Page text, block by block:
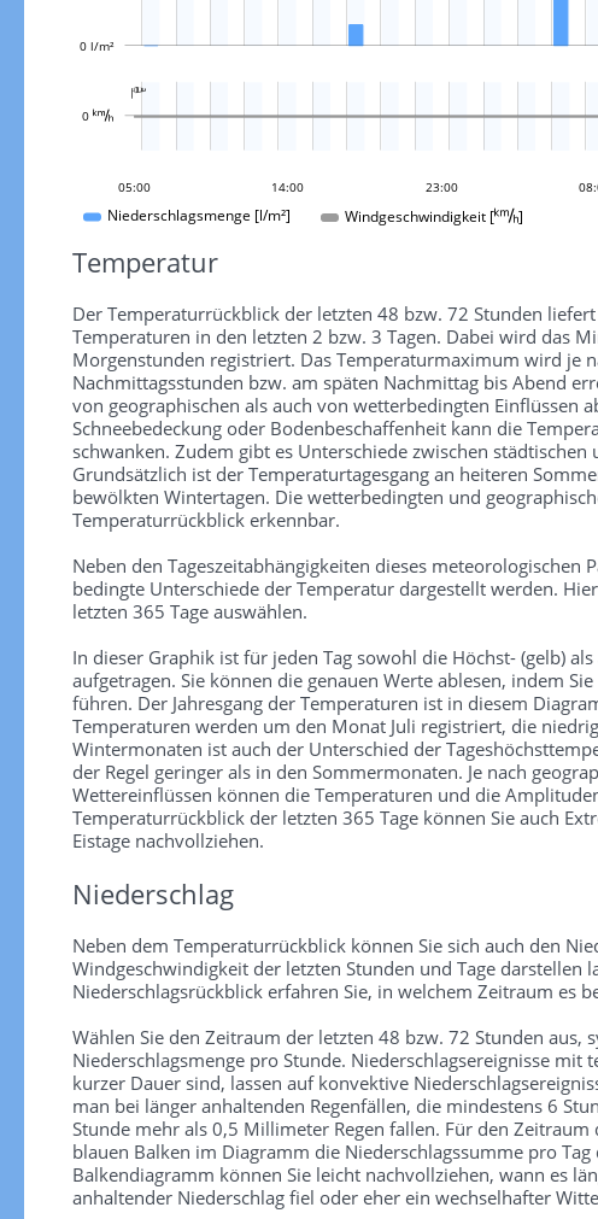
0 l/m²

0 
05:00 14:00 23:00
Niederschlagsmenge [l/m²]
Windgeschwindigkeit []
Temperatur
Der Temperaturrückblick der letzten 48 bzw. 72 Stunden
Temperaturen in den letzten 2 bzw. 3 Tagen. Dabei wird das
Morgenstunden registriert. Das Temperaturmaximum wird je
Nachmittagsstunden bzw. am späten Nachmittag bis Abend
von geographischen als auch von wetterbedingten Einflüssen
Schneebedeckung oder Bodenbeschaffenheit kann die
schwanken. Zudem gibt es Unterschiede zwischen städtischen
Grundsätzlich ist der Temperaturtagesgang an heiteren
bewölkten Wintertagen. Die wetterbedingten und
Temperaturrückblick erkennbar.
Neben den Tageszeitabhängigkeiten dieses meteorologischen
bedingte Unterschiede der Temperatur dargestellt werden.
letzten 365 Tage auswählen.
In dieser Graphik ist für jeden Tag sowohl die Höchst- (gelb)
aufgetragen. Sie können die genauen Werte ablesen, indem
führen. Der Jahresgang der Temperaturen ist in diesem
Temperaturen werden um den Monat Juli registriert, die
Wintermonaten ist auch der Unterschied der
der Regel geringer als in den Sommermonaten. Je nach
Wettereinflüssen können die Temperaturen und die
Temperaturrückblick der letzten 365 Tage können Sie auch
Eistage nachvollziehen.
Niederschlag
Neben dem Temperaturrückblick können Sie sich auch den
Windgeschwindigkeit der letzten Stunden und Tage darstellen
Niederschlagsrückblick erfahren Sie, in welchem Zeitraum es
Wählen Sie den Zeitraum der letzten 48 bzw. 72 Stunden aus,
Niederschlagsmenge pro Stunde. Niederschlagsereignisse mit
kurzer Dauer sind, lassen auf konvektive
man bei länger anhaltenden Regenfällen, die mindestens 6
Stunde mehr als 0,5 Millimeter Regen fallen. Für den Zeitraum
blauen Balken im Diagramm die Niederschlagssumme pro
Balkendiagramm können Sie leicht nachvollziehen, wann es
anhaltender Niederschlag fiel oder eher ein wechselhafter